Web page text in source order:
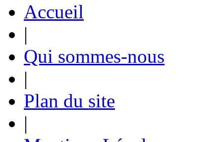
Accueil
|
Qui sommes-nous
|
Plan du site
|